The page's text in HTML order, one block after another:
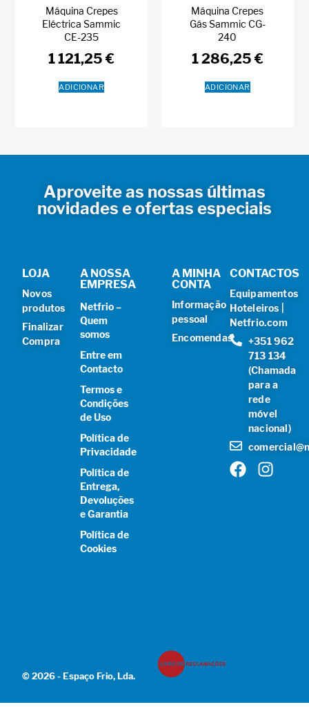
Máquina Crepes
Eléctrica Sammic
CE-235
1 121,25€
ADICIONAR
Máquina Crepes
Gás Sammic CG-
240
1 286,25 €
ADICIONAR
Aproveite as nossas últimas
novidades e ofertas especiais
LOJA
Novos
produtos
Finalizar
Compra
A NOSSA
EMPRESA
Netfrio –
Quem
somos
Entre em
Contacto
Termos e
Condições
de Uso
Política de
Privacidade
Política de
Entrega,
Devoluções
e Garantia
Política de
Cookies
A MINHA
CONTA
Informação
pessoal
Encomendas
CONTACTOS
Equipamentos
Hoteleiros |
Netfrio.com
+351 962
713 134
(Chamada
para a
rede
móvel
nacional)
© 2026 - Espaço Frio, Lda.